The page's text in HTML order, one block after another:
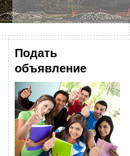
Подать
объявление